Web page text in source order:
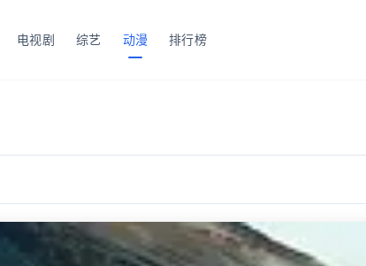
电视剧 综艺 动漫 排行榜